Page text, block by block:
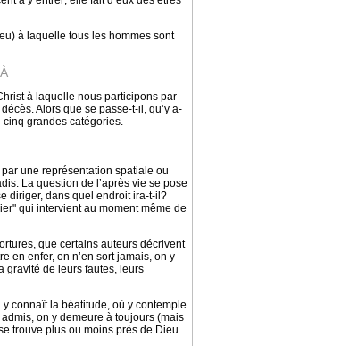
à laquelle tous les hommes sont
à laquelle nous participons par
Alors que se passe-t-il, qu’y a-
cinq grandes catégories.
une représentation spatiale ou
La question de l’après vie se pose
diriger, dans quel endroit ira-t-il?
qui intervient au moment même de
que certains auteurs décrivent
en enfer, on n’en sort jamais, on y
gravité de leurs fautes, leurs
connaît la béatitude, où y contemple
on y demeure à toujours (mais
trouve plus ou moins près de Dieu.